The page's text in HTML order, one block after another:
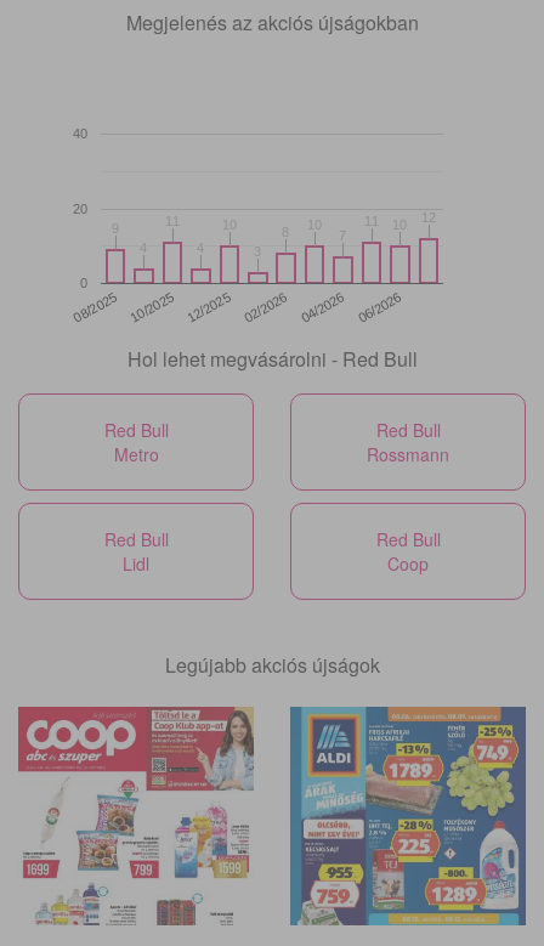
Megjelenés az akciós újságokban
08/2025 10/2025 12/2025 02/2026 04/2026 06/2026
0
20
40
99
44
11
11
44
10
10
33
88 10
10
77
11
11 10
10 12
12
Hol lehet megvásárolni - Red Bull
Red Bull
Metro
Red Bull
Rossmann
Red Bull
Lidl
Red Bull
Coop
Legújabb akciós újságok